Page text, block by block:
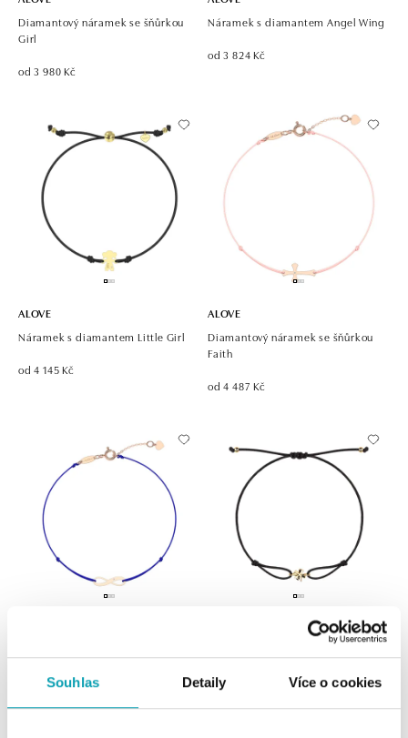
Souhlas Detaily Více o cookies
Diamantový náramek se šňůrkou
Girl
od 3 980 Kč
Náramek s diamantem Angel Wing
od 3 824 Kč
ALOVE
Náramek s diamantem Little Girl
od 4 145 Kč
ALOVE
Diamantový náramek se šňůrkou
Faith
od 4 487 Kč
od 4 477 Kč